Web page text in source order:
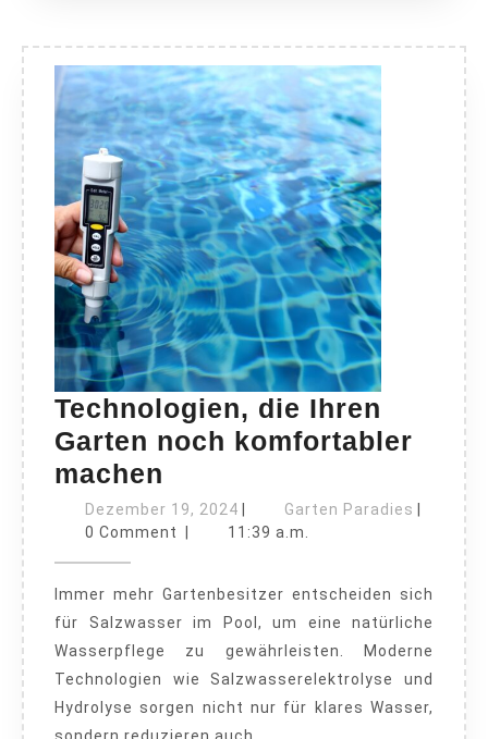
Technologien, die Ihren
Garten noch komfortabler
machen
die
Ihren
noch
komfortabler
machen
Dezember 19, 2024Dezember
19,
Garten Paradies Garten
Paradies
0 Comment
11:39 a.m.
für Salzwasser im Pool, um eine natürliche
Wasserpflege zu gewährleisten. Moderne
Technologien wie Salzwasserelektrolyse und
Hydrolyse sorgen nicht nur für klares Wasser,